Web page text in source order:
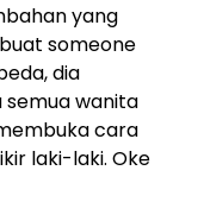
yang
someone
dia
semua wanita
cara
laki-laki. Oke